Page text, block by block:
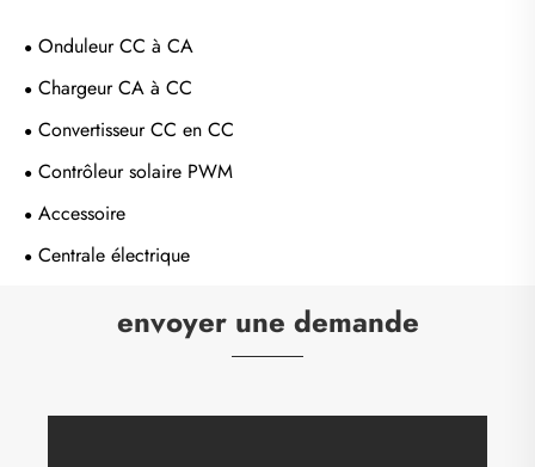
Onduleur CC à CA
Chargeur CA à CC
Convertisseur CC en CC
Contrôleur solaire PWM
Accessoire
Centrale électrique
envoyer une demande